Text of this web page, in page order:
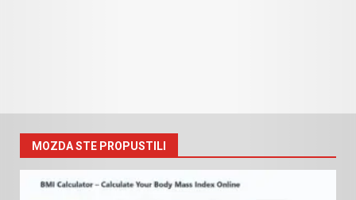
MOZDA STE PROPUSTILI